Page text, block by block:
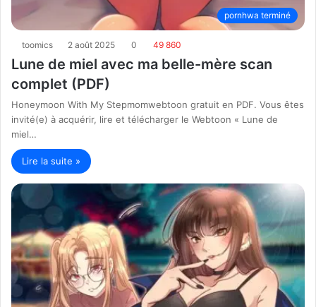
pornhwa terminé
toomics 2 août 2025 0 49 860
Lune de miel avec ma belle-mère scan
complet (PDF)
Honeymoon With My Stepmomwebtoon gratuit en PDF. Vous êtes
invité(e) à acquérir, lire et télécharger le Webtoon « Lune de
miel…
Lire la suite »